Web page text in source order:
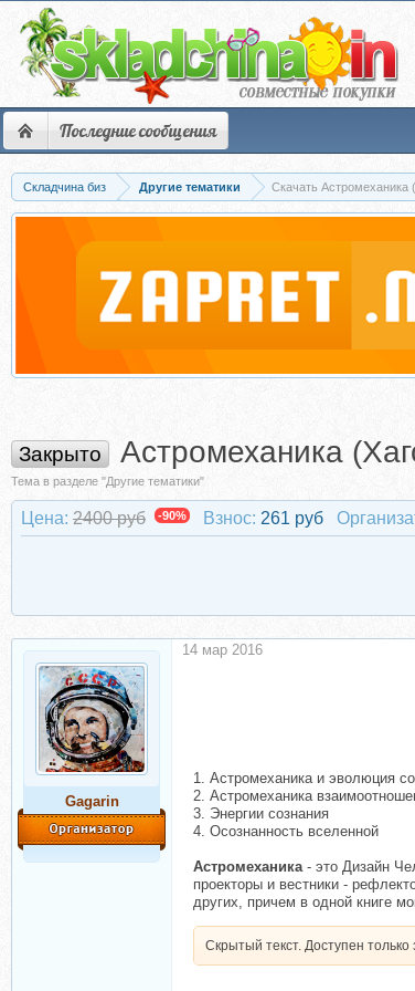
Последние сообщения
Складчина биз Другие тематики Скачать Астромеханика
Закрыто Астромеханика
Тема в разделе "Другие тематики"
Цена: 2400 руб -90% Взнос: 261 руб
Gagarin
1. Астромеханика и эволюция
2. Астромеханика
3. Энергии сознания
4. Осознанность вселенной
Астромеханика- это Дизайн
проекторы и вестники -
других, причем в одной книге
Скрытый текст. Доступен
14 мар 2016